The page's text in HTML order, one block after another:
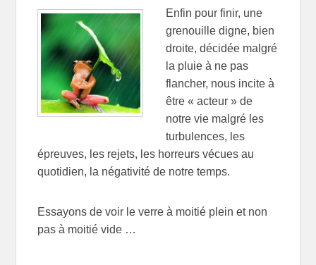
Enfin pour finir, une
grenouille digne, bien
droite, décidée malgré
la pluie à ne pas
flancher, nous incite à
être « acteur » de
notre vie malgré les
turbulences, les
épreuves, les rejets, les horreurs vécues au
quotidien, la négativité de notre temps.
Essayons de voir le verre à moitié plein et non
pas à moitié vide …